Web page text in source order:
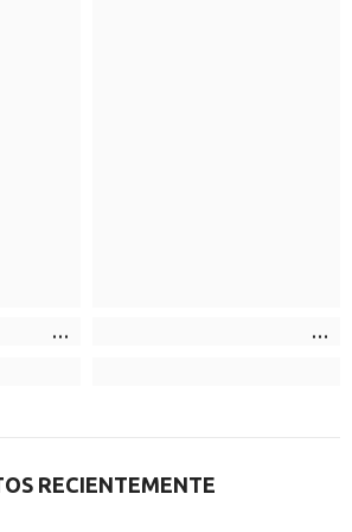
RECIENTEMENTE